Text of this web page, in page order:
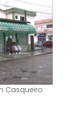
Casqueiro